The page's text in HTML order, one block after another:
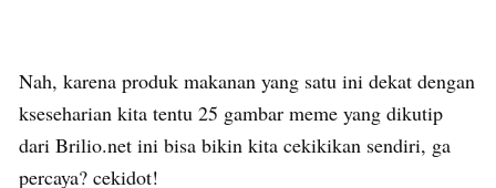
Nah, karena produk makanan yang satu ini dekat dengan
kseseharian kita tentu 25 gambar meme yang dikutip
dari Brilio.net ini bisa bikin kita cekikikan sendiri, ga
percaya? cekidot!